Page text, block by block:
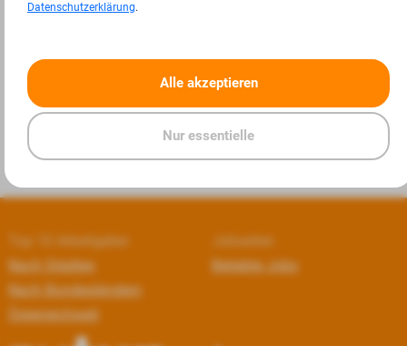
« »
Top 10 Arbeitgeber
Nach Städten
Nach Bundesländern
Österreichweit
Jobseiten
Beliebte Jobs
Datenschutzerklärung.
Alle akzeptieren
Nur essentielle